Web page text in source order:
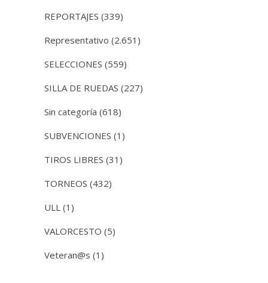
REPORTAJES (339)
Representativo (2.651)
SELECCIONES (559)
SILLA DE RUEDAS (227)
Sin categoría (618)
SUBVENCIONES (1)
TIROS LIBRES (31)
TORNEOS (432)
ULL (1)
VALORCESTO (5)
Veteran@s (1)